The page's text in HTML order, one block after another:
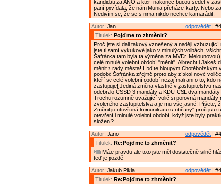
kandidáti za ANO a kteří nakonec budou sedět v
paní povídala, že nám Munia přeházel karty. Nebo
Nedivím se, že se s nima nikdo nechce kamarádit.
odpovědět |
Autor: Jan
Titulek: Pojďme to zhměnit?
Proč jste si dali takový vznešený a naději vzbuzující
jste ti samí vykukové jako v minulých volbách,
Šafránka tam byla ta výměna za MVDr.
celé minulé volební období "měnit". Albrecht i Jakeš
měnit z rady města! Hodíte hloupým Chotěbořským
podobě Šafránka zřejmě proto aby získal nové
kteří se celé volební období nezajímali ani o to, kdo
zastupuje! Jediná změna vlastně v zastupitelstvu
odebralo ČSSD 3 mandáty a KDU-ČSL dva mandáty
Trochu rozumně uvažující volič si porovná mandáty
zvoleného zastupitelstva a je mu vše jasné! Píšete,
Změnit je otevřená komunikace s občany" proč jste
otevření i minulé volební období, když jste byly
složení?
odpovědět |
Autor: Jano
Titulek: Re:Pojďme to zhměnit?
Máte pravdu ale toto jste měl dostatečně silně
teď je pozdě
odpovědět |
Autor: Jakub Pikla
Titulek: Re:Pojďme to zhměnit?